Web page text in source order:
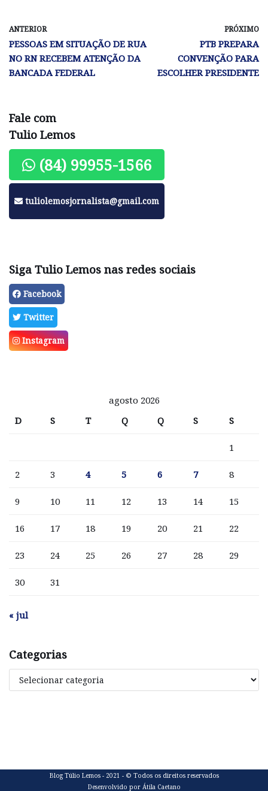
ANTERIOR
PESSOAS EM SITUAÇÃO DE RUA
NO RN RECEBEM ATENÇÃO DA
BANCADA FEDERAL
PRÓXIMO
PTB PREPARA
CONVENÇÃO PARA
ESCOLHER PRESIDENTE
Fale com
Tulio Lemos
(84) 99955-1566
tuliolemosjornalista@gmail.com
Siga Tulio Lemos nas redes sociais
Facebook
Twitter
Instagram
agosto 2026
D
S T Q Q S S
1
2 3 4 5 6 7 8
9 10 11 12 13 14 15
16 17 18 19 20 21 22
23 24 25 26 27 28 29
30 31
« jul
Categorias
Blog Túlio Lemos - 2021 - © Todos os direitos reservados
Desenvolvido por Átila Caetano